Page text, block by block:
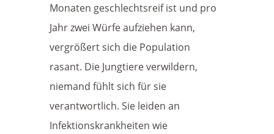
Monaten geschlechtsreif ist und pro
Jahr zwei Würfe aufziehen kann,
vergrößert sich die Population
rasant. Die Jungtiere verwildern,
niemand fühlt sich für sie
verantwortlich. Sie leiden an
Infektionskrankheiten wie